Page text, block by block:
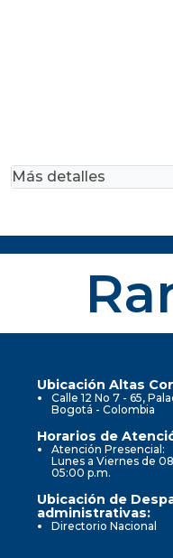
Más detalles
Ubicación Altas
Calle 12 No 7 - 65,
Bogotá - Colombia
Horarios de
Atención Presencial:
Lunes a Viernes de
05:00 p.m.
Ubicación de
administrativas:
Directorio Nacional